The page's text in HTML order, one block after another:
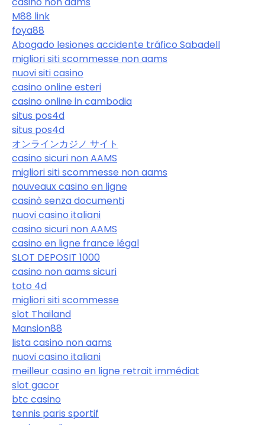
M88 link
foya88
Abogado lesiones accidente tráfico Sabadell
migliori siti scommesse non aams
nuovi siti casino
casino online esteri
casino online in cambodia
situs pos4d
situs pos4d
オンラインカジノ サイト
casino sicuri non AAMS
migliori siti scommesse non aams
nouveaux casino en ligne
casinò senza documenti
nuovi casino italiani
casino sicuri non AAMS
casino en ligne france légal
SLOT DEPOSIT 1000
casino non aams sicuri
toto 4d
migliori siti scommesse
slot Thailand
Mansion88
lista casino non aams
nuovi casino italiani
meilleur casino en ligne retrait immédiat
slot gacor
btc casino
tennis paris sportif